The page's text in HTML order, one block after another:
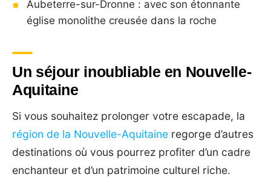
Aubeterre-sur-Dronne : avec son étonnante
église monolithe creusée dans la roche
Un séjour inoubliable en Nouvelle-
Aquitaine
Si vous souhaitez prolonger votre escapade, la
région de la Nouvelle-Aquitaine regorge d’autres
destinations où vous pourrez profiter d’un cadre
enchanteur et d’un patrimoine culturel riche.